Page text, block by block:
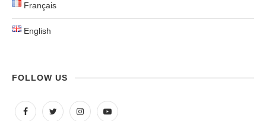
Français
English
FOLLOW US